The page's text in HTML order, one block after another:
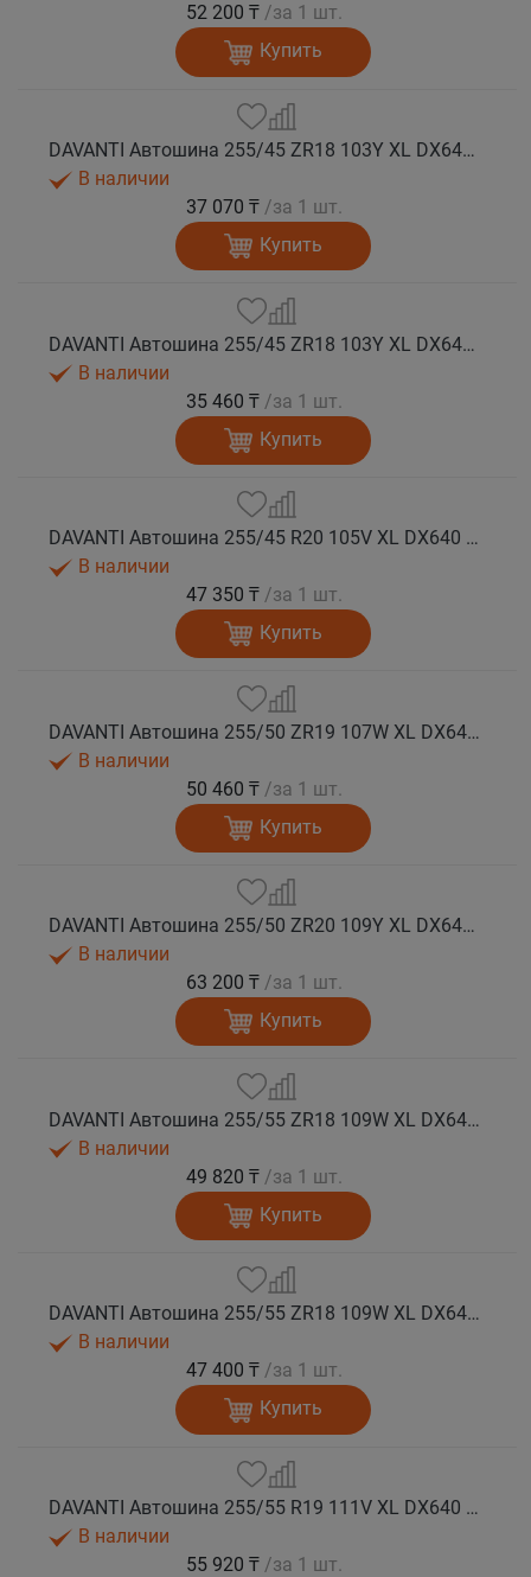
52 200 ₸ /за 1 шт.
Купить
DAVANTI Автошина 255/45 ZR18 103Y XL DX640 RPR лето (Таиланд)
В наличии
37 070 ₸ /за 1 шт.
Купить
DAVANTI Автошина 255/45 ZR18 103Y XL DX640 RPR лето
В наличии
35 460 ₸ /за 1 шт.
Купить
DAVANTI Автошина 255/45 R20 105V XL DX640 RPR лето (Таиланд)
В наличии
47 350 ₸ /за 1 шт.
Купить
DAVANTI Автошина 255/50 ZR19 107W XL DX640 RPR лето (Таиланд)
В наличии
50 460 ₸ /за 1 шт.
Купить
DAVANTI Автошина 255/50 ZR20 109Y XL DX640 RPR лето (Таиланд)
В наличии
63 200 ₸ /за 1 шт.
Купить
DAVANTI Автошина 255/55 ZR18 109W XL DX640 RPR лето (Таиланд)
В наличии
49 820 ₸ /за 1 шт.
Купить
DAVANTI Автошина 255/55 ZR18 109W XL DX640 RPR лето
В наличии
47 400 ₸ /за 1 шт.
Купить
DAVANTI Автошина 255/55 R19 111V XL DX640 RPR лето
В наличии
55 920 ₸ /за 1 шт.